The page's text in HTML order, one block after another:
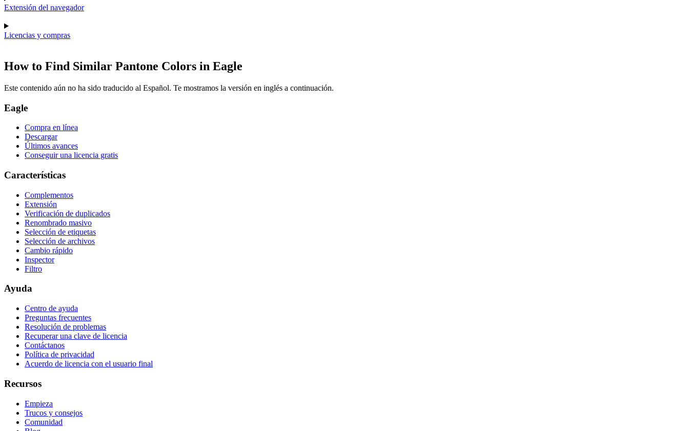
Extensión del navegador
Licencias y compras
How to Find Similar Pantone Colors in Eagle
Este contenido aún no ha sido traducido al Español. Te mostramos la versión en inglés a continuación.
Eagle
Compra en línea
Descargar
Últimos avances
Conseguir una licencia gratis
Características
Complementos
Extensión
Verificación de duplicados
Renombrado masivo
Selección de etiquetas
Selección de archivos
Cambio rápido
Inspector
Filtro
Ayuda
Centro de ayuda
Preguntas frecuentes
Resolución de problemas
Recuperar una clave de licencia
Contáctanos
Política de privacidad
Acuerdo de licencia con el usuario final
Recursos
Empieza
Trucos y consejos
Comunidad